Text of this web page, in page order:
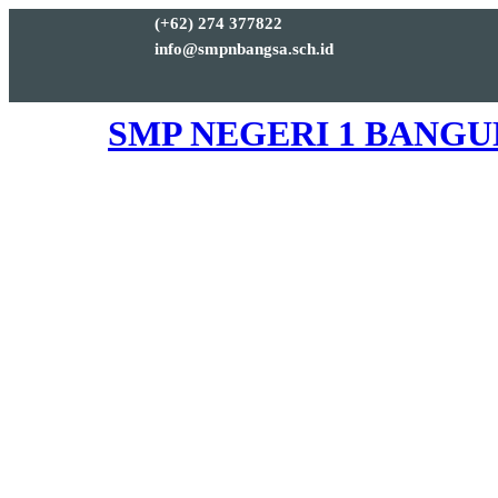
(+62) 274 377822
info@smpnbangsa.sch.id
SMP NEGERI 1